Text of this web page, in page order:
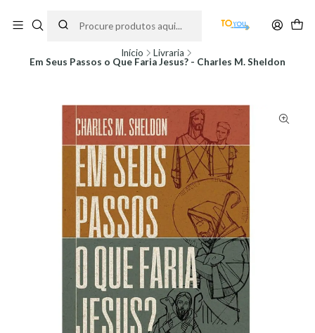
partir do dia 11 de Agosto, às 10H.
Início
Livraria
Em Seus Passos o Que Faria Jesus? - Charles M. Sheldon